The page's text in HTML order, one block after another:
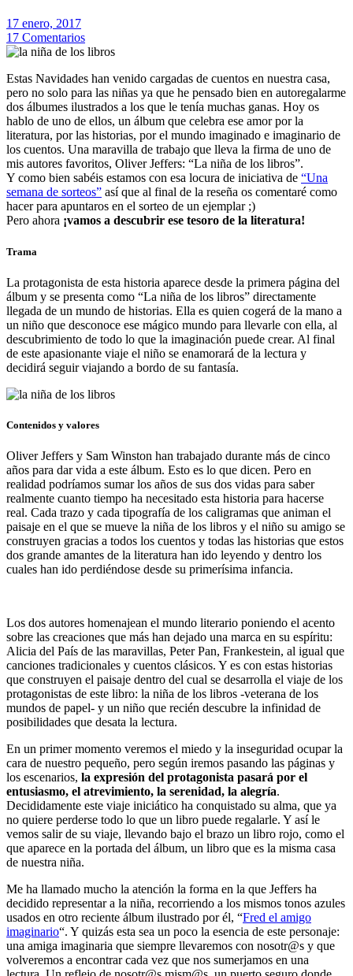
17 enero, 2017
17 Comentarios
Estas Navidades han venido cargadas de cuentos en nuestra casa,
pero no solo para las niñas ya que he pensado bien en autoregalarme
dos álbumes ilustrados a los que le tenía muchas ganas. Hoy os
hablo de uno de ellos, un álbum que celebra ese amor por la
literatura, por las historias, por el mundo imaginado e imaginario de
los cuentos. Una maravilla de trabajo que lleva la firma de uno de
mis autores favoritos, Oliver Jeffers: “La niña de los libros”.
Y como bien sabéis estamos con esa locura de iniciativa de “Una
semana de sorteos” así que al final de la reseña os comentaré como
hacer para apuntaros en el sorteo de un ejemplar ;)
Pero ahora ¡vamos a descubrir ese tesoro de la literatura!
Trama
La protagonista de esta historia aparece desde la primera página del
álbum y se presenta como “La niña de los libros” directamente
llegada de un mundo de historias. Ella es quien cogerá de la mano a
un niño que desconoce ese mágico mundo para llevarle con ella, al
descubrimiento de todo lo que la imaginación puede crear. Al final
de este apasionante viaje el niño se enamorará de la lectura y
decidirá seguir viajando a bordo de su fantasía.
Contenidos y valores
Oliver Jeffers y Sam Winston han trabajado durante más de cinco
años para dar vida a este álbum. Esto es lo que dicen. Pero en
realidad podríamos sumar los años de sus dos vidas para saber
realmente cuanto tiempo ha necesitado esta historia para hacerse
real. Cada trazo y cada tipografía de los caligramas que animan el
paisaje en el que se mueve la niña de los libros y el niño su amigo se
construyen gracias a todos los cuentos y todas las historias que estos
dos grande amantes de la literatura han ido leyendo y dentro los
cuales han ido perdiéndose desde su primerísima infancia.
Los dos autores homenajean el mundo literario poniendo el acento
sobre las creaciones que más han dejado una marca en su espíritu:
Alicia del País de las maravillas, Peter Pan, Frankestein, al igual que
canciones tradicionales y cuentos clásicos. Y es con estas historias
que construyen el paisaje dentro del cual se desarrolla el viaje de los
protagonistas de este libro: la niña de los libros -veterana de los
mundos de papel- y un niño que recién descubre la infinidad de
posibilidades que desata la lectura.
En un primer momento veremos el miedo y la inseguridad ocupar la
cara de nuestro pequeño, pero según iremos pasando las páginas y
los escenarios, la expresión del protagonista pasará por el
entusiasmo, el atrevimiento, la serenidad, la alegría.
Decididamente este viaje iniciático ha conquistado su alma, que ya
no quiere perderse todo lo que un libro puede regalarle. Y así le
vemos salir de su viaje, llevando bajo el brazo un libro rojo, como el
que aparece en la portada del álbum, un libro que es la misma casa
de nuestra niña.
Me ha llamado mucho la atención la forma en la que Jeffers ha
decidido representar a la niña, recorriendo a los mismos tonos azules
usados en otro reciente álbum ilustrado por él, “Fred el amigo
imaginario“. Y quizás esta sea un poco la esencia de este personaje:
una amiga imaginaria que siempre llevaremos con nosotr@s y que
volveremos a encontrar cada vez que nos sumerjamos en una